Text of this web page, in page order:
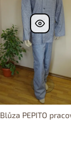
Blůza PEPITO